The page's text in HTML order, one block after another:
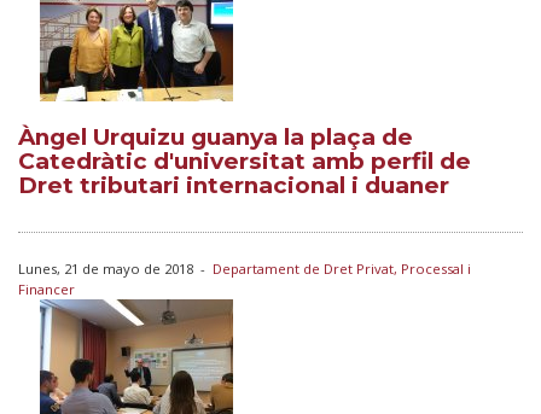
Àngel Urquizu guanya la plaça de
Catedràtic d'universitat amb perfil de
Dret tributari internacional i duaner
Lunes, 21 de mayo de 2018 - Departament de Dret Privat, Processal i
Financer